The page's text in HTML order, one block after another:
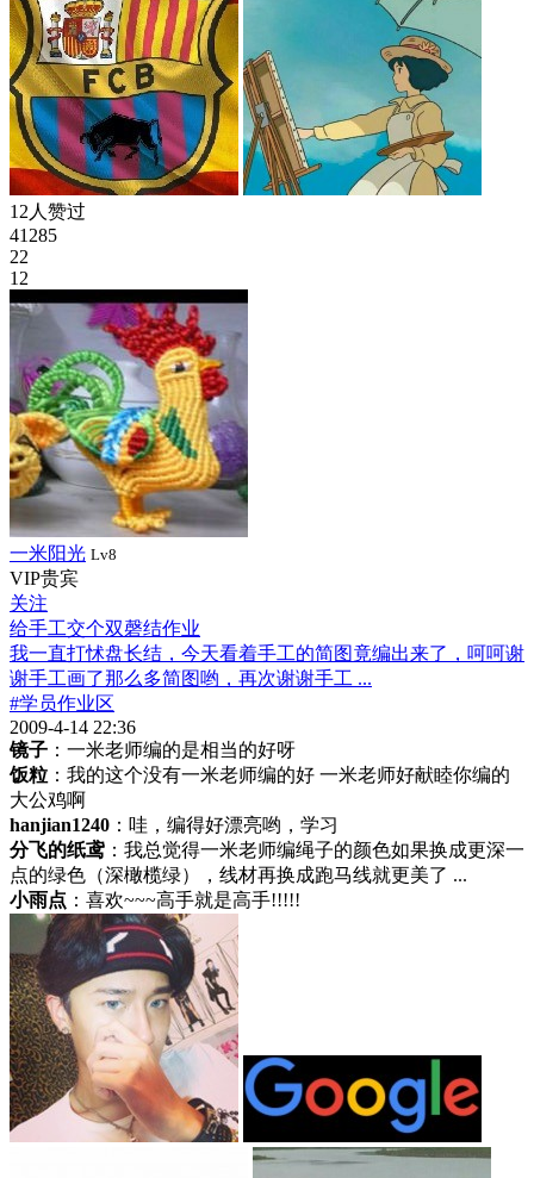
12人赞过
41285
22
12
一米阳光 Lv8
VIP贵宾
关注
给手工交个双磬结作业
我一直打怵盘长结，今天看着手工的简图竟编出来了，呵呵谢
谢手工画了那么多简图哟，再次谢谢手工 ...
#学员作业区
2009-4-14 22:36
镜子 ：一米老师编的是相当的好呀
饭粒 ：我的这个没有一米老师编的好 一米老师好献睦你编的
大公鸡啊
hanjian1240 ：哇，编得好漂亮哟，学习
分飞的纸鸢 ：我总觉得一米老师编绳子的颜色如果换成更深一
点的绿色（深橄榄绿），线材再换成跑马线就更美了 ...
小雨点 ：喜欢~~~高手就是高手!!!!!